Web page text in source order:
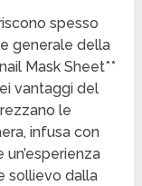
spesso
generale della
Mask Sheet**
vantaggi del
le
infusa con
sollievo dalla